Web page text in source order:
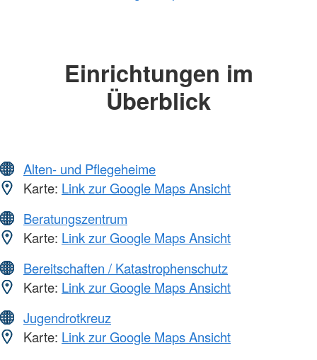
Einrichtungen im
Überblick
Alten- und Pflegeheime
Karte: Link zur Google Maps Ansicht
Beratungszentrum
Karte: Link zur Google Maps Ansicht
Bereitschaften / Katastrophenschutz
Karte: Link zur Google Maps Ansicht
Jugendrotkreuz
Karte: Link zur Google Maps Ansicht